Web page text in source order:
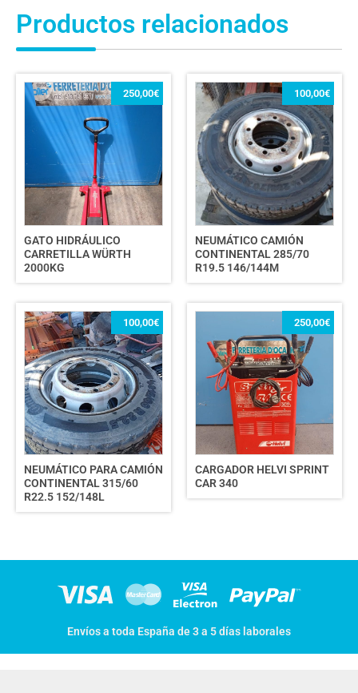
Productos relacionados
GATO HIDRÁULICO
CARRETILLA WÜRTH
2000KG
250,00€
NEUMÁTICO CAMIÓN
CONTINENTAL 285/70
R19.5 146/144M
100,00€
NEUMÁTICO PARA CAMIÓN
CONTINENTAL 315/60
R22.5 152/148L
100,00€
CARGADOR HELVI SPRINT
CAR 340
250,00€
Envíos a toda España de 3 a 5 días laborales